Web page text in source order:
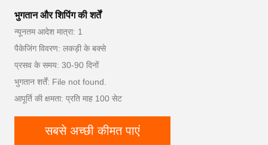
भुगतान और शिपिंग की शर्तें
न्यूनतम आदेश मात्रा: 1
पैकेजिंग विवरण: लकड़ी के बक्से
प्रसव के समय: 30-90 दिनों
भुगतान शर्तें: File not found.
आपूर्ति की क्षमता: प्रति माह 100 सेट
सबसे अच्छी कीमत पाएं